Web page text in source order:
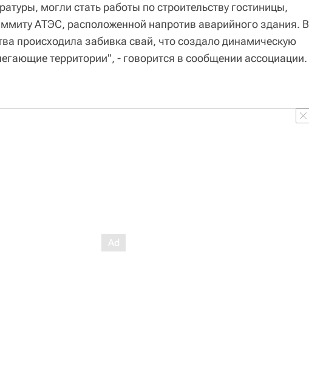
могли стать работы по строительству гостиницы,
АТЭС, расположенной напротив аварийного здания. В
происходила забивка свай, что создало динамическую
территории", - говорится в сообщении ассоциации.